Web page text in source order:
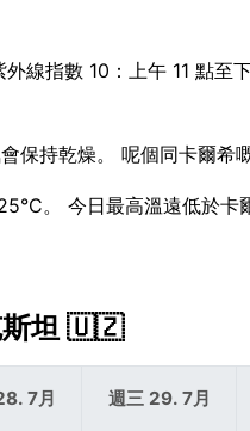
線指數 10：上午 11 點
持乾燥。 呢個同卡爾希嘅
。 今日最高溫遠低於卡
斯坦 🇺🇿
7月 週三 29. 7月